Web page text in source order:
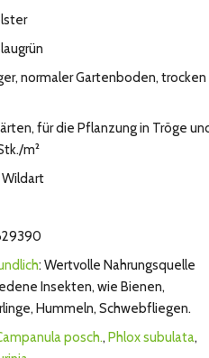
normaler Gartenboden, trocken
für die Pflanzung in Tröge
m²
: Wertvolle Nahrungsquelle
Insekten, wie Bienen,
Hummeln, Schwebfliegen.
posch., Phlox subulata,